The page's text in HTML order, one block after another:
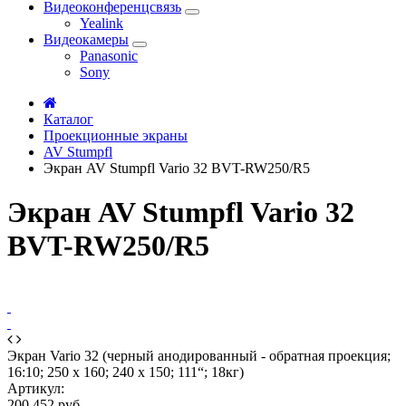
Видеоконференцсвязь
Yealink
Видеокамеры
Panasonic
Sony
Каталог
Проекционные экраны
AV Stumpfl
Экран AV Stumpfl Vario 32 BVT-RW250/R5
Экран AV Stumpfl Vario 32
BVT-RW250/R5
Экран Vario 32 (черный анодированный - обратная проекция;
16:10; 250 x 160; 240 x 150; 111“; 18кг)
Артикул: